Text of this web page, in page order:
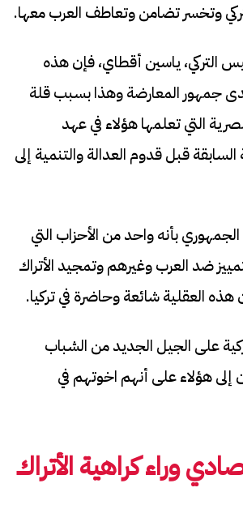
وتخسر تضامن وتعاطف العرب معها.
التركي، ياسين أقطاي، فإن هذه
جمهور المعارضة وهذا بسبب قلة
التي تعلمها هؤلاء في عهد
قبل قدوم العدالة والتنمية إلى
بأنه واحد من الأحزاب التي
ضد العرب وغيرهم وتمجيد الأتراك
العقلية شائعة وحاضرة في تركيا.
على الجيل الجديد من الشباب
إلى هؤلاء على أنهم اخوتهم في
وراء كراهية الأتراك